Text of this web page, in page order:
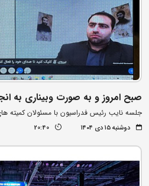
صبح امروز و به صورت وبیناری به
جلسه نایب رئیس فدراسیون با مسئولان کمیته
دوشنبه ۱۵ دی ۱۴۰۴ 20:40